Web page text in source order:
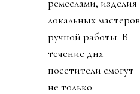
ремеслами, изделия
локальных мастеров
ручной работы. В
течение дня
посетители смогут
не только